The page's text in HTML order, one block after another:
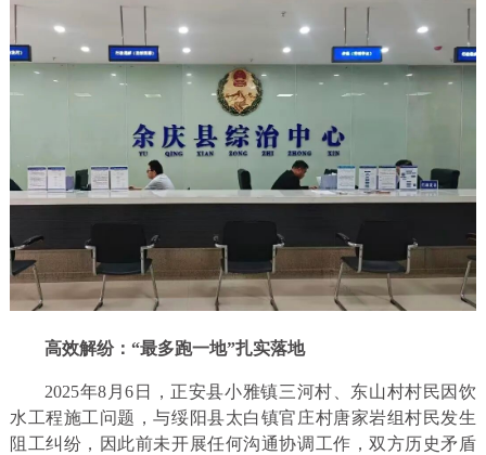
高效解纷：“最多跑一地”扎实落地
2025年8月6日，正安县小雅镇三河村、东山村村民因饮
水工程施工问题，与绥阳县太白镇官庄村唐家岩组村民发生
阻工纠纷，因此前未开展任何沟通协调工作，双方历史矛盾